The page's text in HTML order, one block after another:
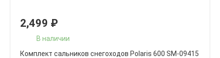
2,499 ₽
В наличии
Комплект сальников снегоходов Polaris 600 SM-09415